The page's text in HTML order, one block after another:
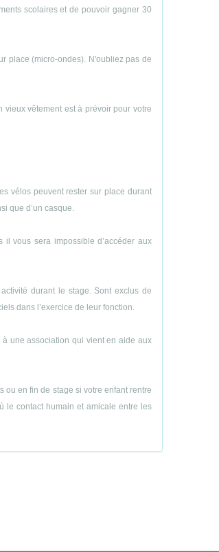
scolaires et de pouvoir gagner 30
place (micro-ondes). N'oubliez pas de
vêtement est à prévoir pour votre
vélos peuvent rester sur place durant
que d’un casque.
vous sera impossible d’accéder aux
durant le stage. Sont exclus de
dans l’exercice de leur fonction.
une association qui vient en aide aux
ou en fin de stage si votre enfant rentre
le contact humain et amicale entre les